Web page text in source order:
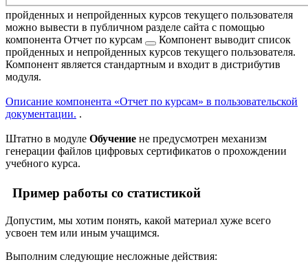
пройденных и непройденных курсов текущего пользователя
можно вывести в публичном разделе сайта с помощью
компонента Отчет по курсам
Компонент выводит список
пройденных и непройденных курсов текущего пользователя.
Компонент является стандартным и входит в дистрибутив
модуля.
Описание компонента «Отчет по курсам» в пользовательской
документации. .
Штатно в модуле Обучение не предусмотрен механизм
генерации файлов цифровых сертификатов о прохождении
учебного курса.
Пример работы со статистикой
Допустим, мы хотим понять, какой материал хуже всего
усвоен тем или иным учащимся.
Выполним следующие несложные действия: